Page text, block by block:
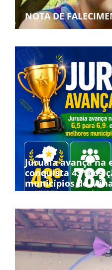
NOTA DE
Juruaia avança na
conquista 43ª
municípios de